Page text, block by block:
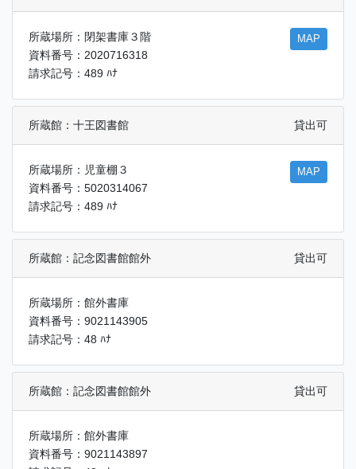
所蔵場所：閉架書庫３階
資料番号：2020716318
請求記号：489 ﾊﾅ
MAP
所蔵館：十王図書館 貸出可
所蔵場所：児童棚３
資料番号：5020314067
請求記号：489 ﾊﾅ
MAP
所蔵館：記念図書館館外 貸出可
所蔵場所：館外書庫
資料番号：9021143905
請求記号：48 ﾊﾅ
所蔵館：記念図書館館外 貸出可
所蔵場所：館外書庫
資料番号：9021143897